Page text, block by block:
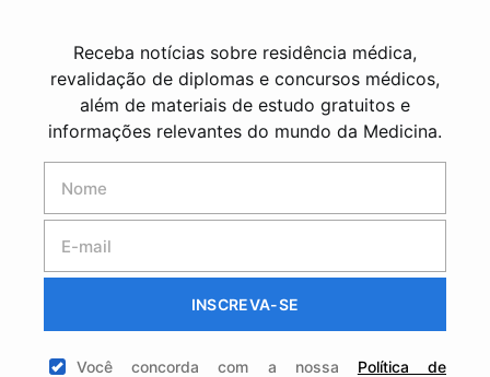
Receba notícias sobre residência médica,
revalidação de diplomas e concursos médicos,
além de materiais de estudo gratuitos e
informações relevantes do mundo da Medicina.
INSCREVA-SE
Você concorda com a nossa Política de